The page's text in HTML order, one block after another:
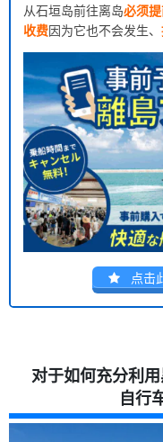
5黑岛推荐海滩 根据游
5.1中本海岸线
5.2西沙滩海滩
5.3如何寻找有洞的
6如何在黑岛享受浮潜
6.1黑岛海滩浮潜基
6.2黑岛半日浮潜计
6.3如何选择黑岛浮
6.4您能在黑岛看到
7一日游示范线路
7.1早上出发--皇家
7.2下午开始的半天
7.3改变刮风下雨天
有关黑岛一日游的常
从石垣岛前往离岛必须提
收费因为它也不会发生、
点击
对于如何充分利
自行